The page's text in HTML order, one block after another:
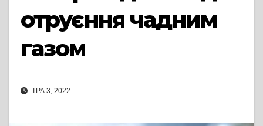
отруєння чадним
газом
ТРА 3, 2022